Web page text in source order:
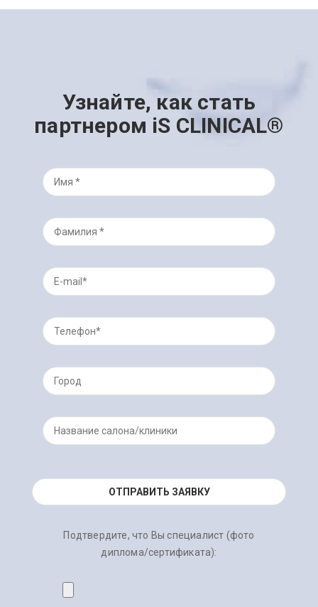
Узнайте, как стать
партнером iS CLINICAL®
Подтвердите, что Вы специалист (фото
диплома/сертификата):